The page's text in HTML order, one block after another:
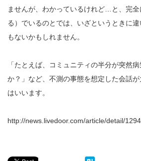
ませんが、わかっているけれど…と、完
る）でいるのとでは、いざというときに
もないかもしれません。
「たとえば、コミュニティの半分が突然
か？」など、不測の事態を想定した会話
はいいます。
http://news.livedoor.com/article/detail/